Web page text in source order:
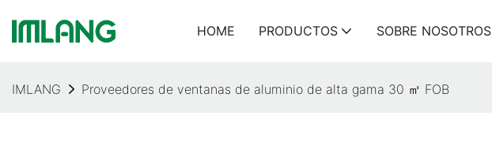
HOME PRODUCTOS SOBRE NOSOTROS
IMLANG Proveedores de ventanas de aluminio de alta gama 30 ㎡ FOB